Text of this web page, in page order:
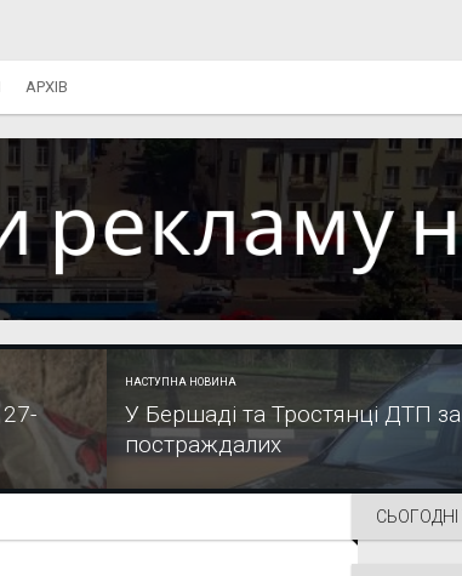
АРХІВ
НАСТУПНА НОВИНА
У Бершаді та Тростянці ДТП
постраждалих
СЬОГОДНІ